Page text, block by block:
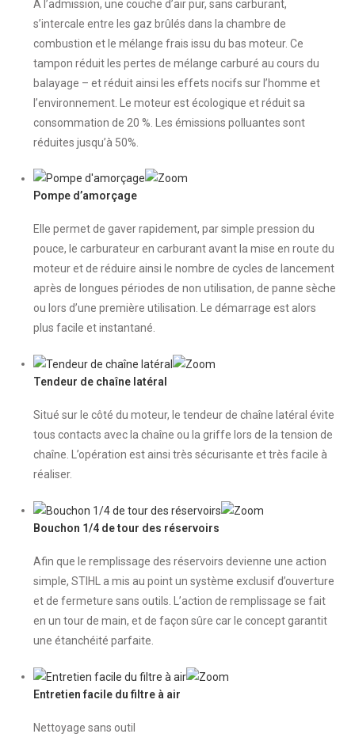
A l’admission, une couche d’air pur, sans carburant,
s’intercale entre les gaz brûlés dans la chambre de
combustion et le mélange frais issu du bas moteur. Ce
tampon réduit les pertes de mélange carburé au cours du
balayage – et réduit ainsi les effets nocifs sur l’homme et
l’environnement. Le moteur est écologique et réduit sa
consommation de 20 %. Les émissions polluantes sont
réduites jusqu’à 50%.
Pompe d’amorçage
Elle permet de gaver rapidement, par simple pression du
pouce, le carburateur en carburant avant la mise en route du
moteur et de réduire ainsi le nombre de cycles de lancement
après de longues périodes de non utilisation, de panne sèche
ou lors d’une première utilisation. Le démarrage est alors
plus facile et instantané.
Tendeur de chaîne latéral
Situé sur le côté du moteur, le tendeur de chaîne latéral évite
tous contacts avec la chaîne ou la griffe lors de la tension de
chaîne. L’opération est ainsi très sécurisante et très facile à
réaliser.
Bouchon 1/4 de tour des réservoirs
Afin que le remplissage des réservoirs devienne une action
simple, STIHL a mis au point un système exclusif d’ouverture
et de fermeture sans outils. L’action de remplissage se fait
en un tour de main, et de façon sûre car le concept garantit
une étanchéité parfaite.
Entretien facile du filtre à air
Nettoyage sans outil